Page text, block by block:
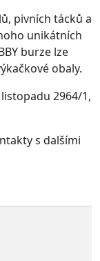
pivních tácků a
unikátních
burze lze
obaly.
2964/1,
s dalšími